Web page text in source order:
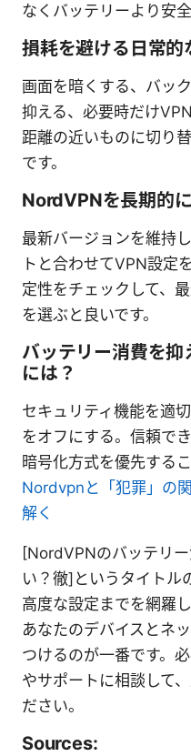
なくバッテリーより安
損耗を避ける日常的
画面を暗くする、バッ
抑える、必要時だけ
距離の近いものに切り
です。
NordVPNを長期的
最新バージョンを維持
トと合わせてVPN設定
定性をチェックして、
を選ぶと良いです。
バッテリー消費を
には？
セキュリティ機能を適
をオフにする。信頼で
暗号化方式を優先する
Nordvpnと「犯罪」の
解く
[NordVPNのバッテリ
い？徹]というタイトル
高度な設定までを網羅
あなたのデバイスとネ
つけるのが一番です。
やサポートに相談して
ださい。
Sources: